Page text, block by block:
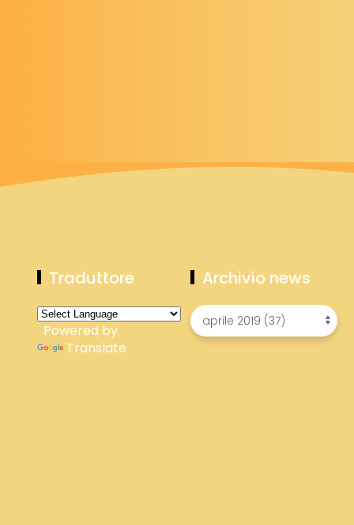
Traduttore
Powered by
Translate
Archivio news